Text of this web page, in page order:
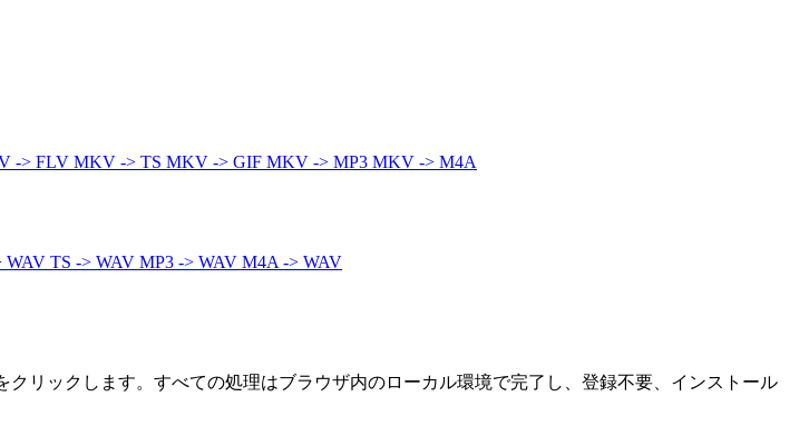
-> FLV MKV -> TS MKV -> GIF MKV -> MP3 MKV -> M4A
WAV TS -> WAV MP3 -> WAV M4A -> WAV
リックします。すべての処理はブラウザ内のローカル環境で完了し、登録不要、インストール